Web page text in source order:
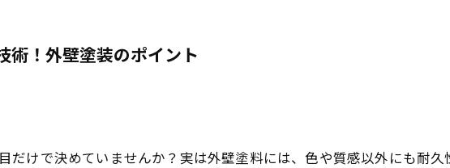
術！外壁塗装のポイント
だけで決めていませんか？実は外壁塗料には、色や質感以外にも耐